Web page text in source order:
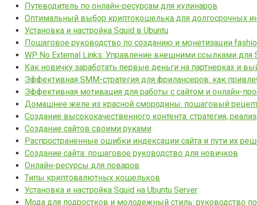
Путеводитель по онлайн-ресурсам для кулинаров
Оптимальный выбор криптокошелька для долгосрочных
Установка и настройка Squid в Ubuntu
Пошаговое руководство по созданию и монетизации
WP No External Links: Управление внешними ссылками для
Как новичку заработать первые деньги на партнерках и
Эффективная SMM-стратегия для фрилансеров: как
Эффективная мотивация для работы с сайтом и онлайн-
Домашнее желе из красной смородины: пошаговый
Создание высококачественного контента: стратегия,
Создание сайтов своими руками
Распространенные ошибки индексации сайта и пути их
Создание сайта: пошаговое руководство для новичков
Онлайн-ресурсы для поваров
Типы криптовалютных кошельков
Установка и настройка Squid на Ubuntu Server
Мода для подростков и молодежный стиль: руководство